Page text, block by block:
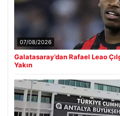
07/08/2026
Galatasaray’dan Rafael Leao
Yakın